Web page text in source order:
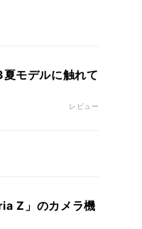
モデルに触れて
レビュー
Z」のカメラ機